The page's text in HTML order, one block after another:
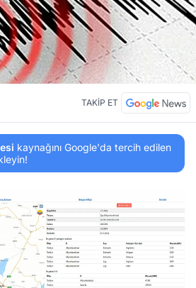
TAKİP ET
kaynağını Google'da tercih edilen